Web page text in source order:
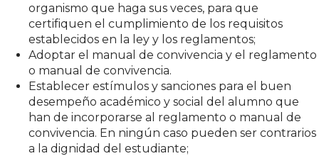
organismo que haga sus veces, para que
certifiquen el cumplimiento de los requisitos
establecidos en la ley y los reglamentos;
Adoptar el manual de convivencia y el reglamento
o manual de convivencia.
Establecer estímulos y sanciones para el buen
desempeño académico y social del alumno que
han de incorporarse al reglamento o manual de
convivencia. En ningún caso pueden ser contrarios
a la dignidad del estudiante;